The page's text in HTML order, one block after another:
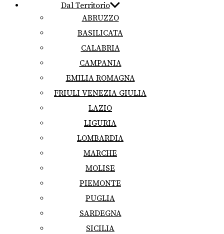
Dal Territorio
ABRUZZO
BASILICATA
CALABRIA
CAMPANIA
EMILIA ROMAGNA
FRIULI VENEZIA GIULIA
LAZIO
LIGURIA
LOMBARDIA
MARCHE
MOLISE
PIEMONTE
PUGLIA
SARDEGNA
SICILIA